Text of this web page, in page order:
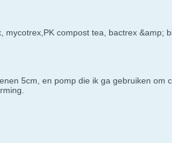
compost tea, bactrex &amp;
5cm, en pomp die ik ga gebruiken om